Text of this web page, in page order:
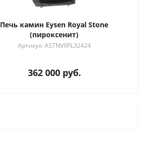
Печь камин Eysen Royal Stone
(пироксенит)
Артикул: ASTNV9PL32424
362 000руб.